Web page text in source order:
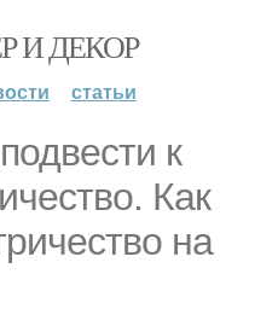
И ДЕКОР
статьи
к
Как
на